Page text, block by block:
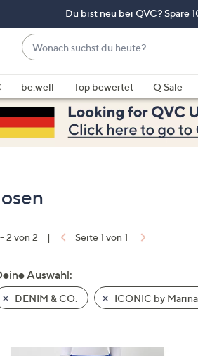
Du bist neu bei QVC? Spare
Wonach
suchst
du
heute?
Vorschläge
verfügbar
sind,
verwenden
nach
und
unten
oder
wischen
be:well Top bewertet Q Sale
- 2 von 2 | Seite 1 von 1
Auswahl:
DENIM & CO. ICONIC by